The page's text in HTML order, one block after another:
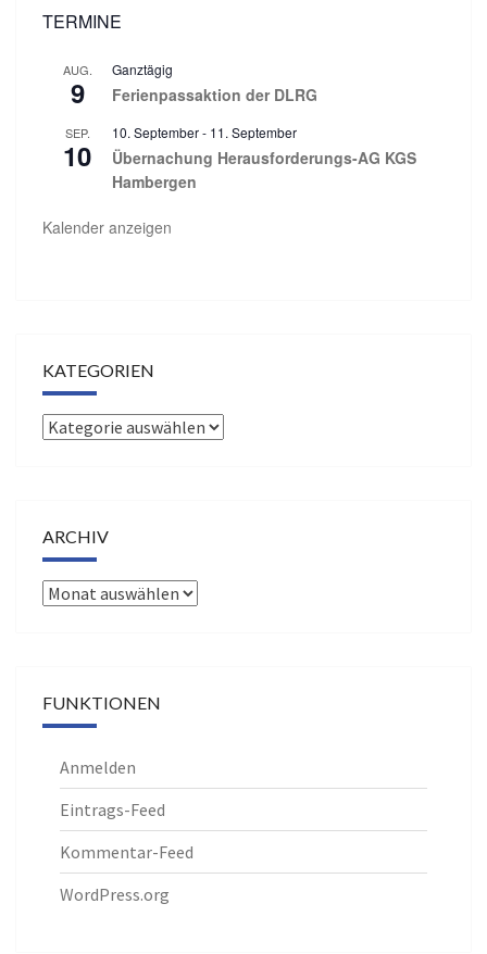
TERMINE
AUG.
9
Ganztägig
Ferienpassaktion der DLRG
SEP.
10
10. September- 11. September
Übernachung Herausforderungs-AG KGS
Hambergen
Kalender anzeigen
KATEGORIEN
Kategorien
ARCHIV
Archiv
FUNKTIONEN
Anmelden
Eintrags-Feed
Kommentar-Feed
WordPress.org